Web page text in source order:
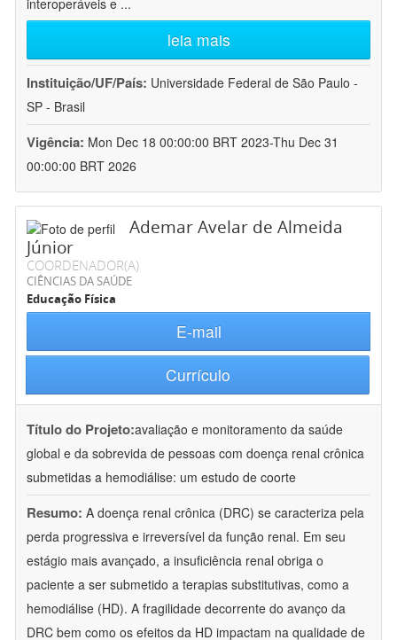
interoperáveis e ...
leia mais
Instituição/UF/País: Universidade Federal de São Paulo -
SP - Brasil
Vigência: Mon Dec 18 00:00:00 BRT 2023-Thu Dec 31
00:00:00 BRT 2026
Ademar Avelar de Almeida
Júnior
COORDENADOR(A)
CIÊNCIAS DA SAÚDE
Educação Física
E-mail
Currículo
Título do Projeto:avaliação e monitoramento da saúde
global e da sobrevida de pessoas com doença renal crônica
submetidas a hemodiálise: um estudo de coorte
Resumo: A doença renal crônica (DRC) se caracteriza pela
perda progressiva e irreversível da função renal. Em seu
estágio mais avançado, a insuficiência renal obriga o
paciente a ser submetido a terapias substitutivas, como a
hemodiálise (HD). A fragilidade decorrente do avanço da
DRC bem como os efeitos da HD impactam na qualidade de